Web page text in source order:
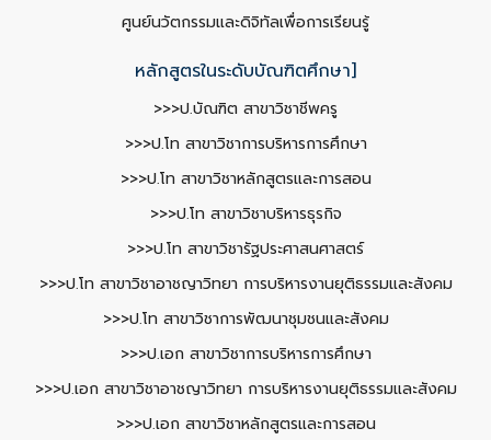
ศูนย์นวัตกรรมและดิจิทัลเพื่อการเรียนรู้
หลักสูตรในระดับบัณฑิตศึกษา]
>>>ป.บัณฑิต สาขาวิชาชีพครู
>>>ป.โท สาขาวิชาการบริหารการศึกษา
>>>ป.โท สาขาวิชาหลักสูตรและการสอน
>>>ป.โท สาขาวิชาบริหารธุรกิจ
>>>ป.โท สาขาวิชารัฐประศาสนศาสตร์
>>>ป.โท สาขาวิชาอาชญาวิทยา การบริหารงานยุติธรรมและสังคม
>>>ป.โท สาขาวิชาการพัฒนาชุมชนและสังคม
>>>ป.เอก สาขาวิชาการบริหารการศึกษา
>>>ป.เอก สาขาวิชาอาชญาวิทยา การบริหารงานยุติธรรมและสังคม
>>>ป.เอก สาขาวิชาหลักสูตรและการสอน